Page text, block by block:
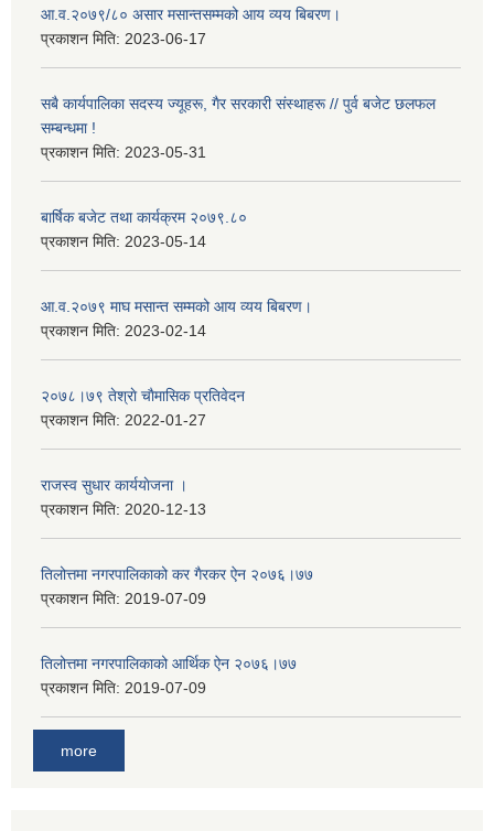
आ.व.२०७९/८० असार मसान्तसम्मको आय व्यय बिबरण।
प्रकाशन मिति: 2023-06-17
सबै कार्यपालिका सदस्य ज्यूहरू, गैर सरकारी संस्थाहरू // पुर्व बजेट छलफल
सम्बन्धमा !
प्रकाशन मिति: 2023-05-31
बार्षिक बजेट तथा कार्यक्रम २०७९.८०
प्रकाशन मिति: 2023-05-14
आ.व.२०७९ माघ मसान्त सम्मको आय व्यय बिबरण।
प्रकाशन मिति: 2023-02-14
२०७८।७९ तेश्राे चाैमासिक प्रतिवेदन
प्रकाशन मिति: 2022-01-27
राजस्व सुधार कार्ययाेजना ।
प्रकाशन मिति: 2020-12-13
तिलोत्तमा नगरपालिकाको कर गैरकर ऐन २०७६।७७
प्रकाशन मिति: 2019-07-09
तिलोत्तमा नगरपालिकाको आर्थिक ऐन २०७६।७७
प्रकाशन मिति: 2019-07-09
more